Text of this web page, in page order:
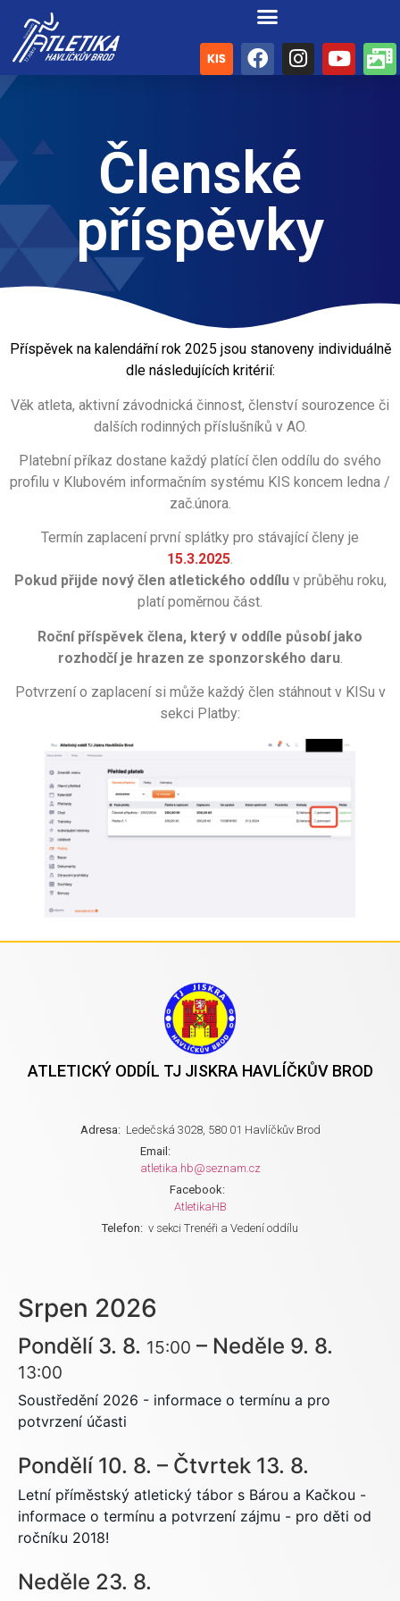
Členské
příspěvky
Příspěvek na kalendářní rok 2025 jsou stanoveny individuálně
dle následujících kritérií:
Věk atleta, aktivní závodnická činnost, členství sourozence či
dalších rodinných příslušníků v AO.
Platební příkaz dostane každý platící člen oddílu do svého
profilu v Klubovém informačním systému KIS koncem ledna /
zač.února.
Termín zaplacení první splátky pro stávající členy je
15.3.2025.
Pokud přijde nový člen atletického oddílu v průběhu roku,
platí poměrnou část.
Roční příspěvek člena, který v oddíle působí jako
rozhodčí je hrazen ze sponzorského daru.
Potvrzení o zaplacení si může každý člen stáhnout v KISu v
sekci Platby:
ATLETICKÝ ODDÍL TJ JISKRA HAVLÍČKŮV BROD
Adresa: Ledečská 3028, 580 01 Havlíčkův Brod
Email:
atletika.hb@seznam.cz
Facebook:
AtletikaHB
Telefon: v sekci Trenéři a Vedení oddílu
Srpen 2026
Pondělí 3. 8. 15:00 – Neděle 9. 8.
13:00
Soustředění 2026 - informace o termínu a pro
potvrzení účasti
Pondělí 10. 8. – Čtvrtek 13. 8.
Letní příměstský atletický tábor s Bárou a Kačkou -
informace o termínu a potvrzení zájmu - pro děti od
ročníku 2018!
Neděle 23. 8.